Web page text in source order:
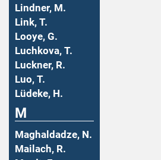
Lindner, M.
Link, T.
Looye, G.
Luchkova, T.
Luckner, R.
Luo, T.
Lüdeke, H.
M
Maghaldadze, N.
Mailach, R.